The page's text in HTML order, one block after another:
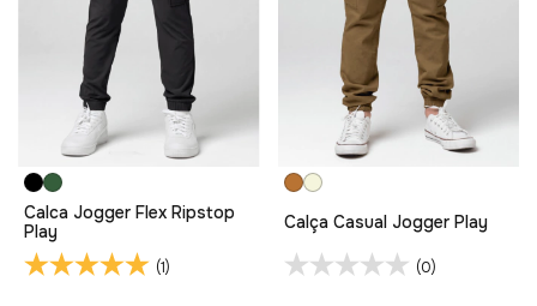
Calca Jogger Flex Ripstop
Play
(1)
Calça Casual Jogger Play
(0)